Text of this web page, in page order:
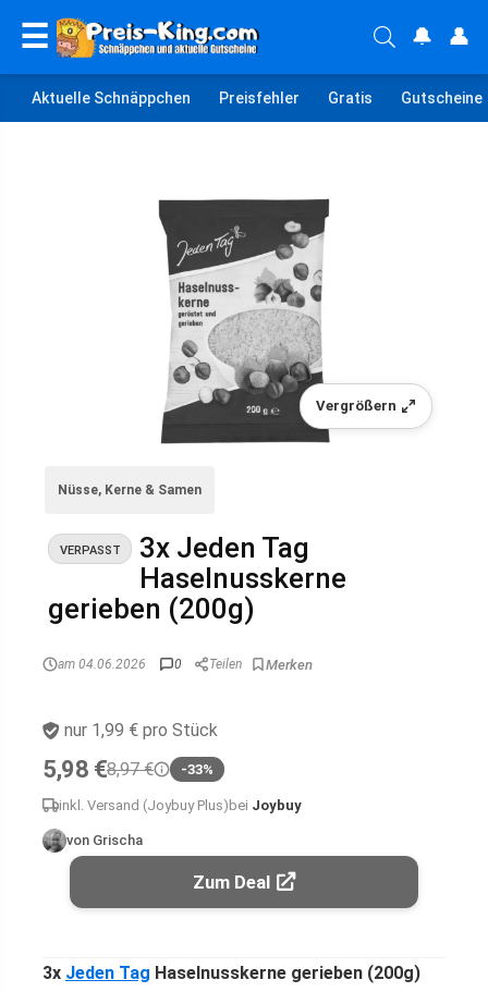
☰ 🔔 👤
Aktuelle Schnäppchen Preisfehler Gratis Gutscheine
Vergrößern
Nüsse, Kerne & Samen
VERPASST
3x Jeden Tag
Haselnusskerne
gerieben (200g)
am 04.06.2026 0 Teilen
nur 1,99 € pro Stück
5,98 €8,97 € -33%
inkl. Versand (Joybuy Plus) bei Joybuy
von Grischa
Zum Deal
3x Jeden Tag Haselnusskerne gerieben (200g)